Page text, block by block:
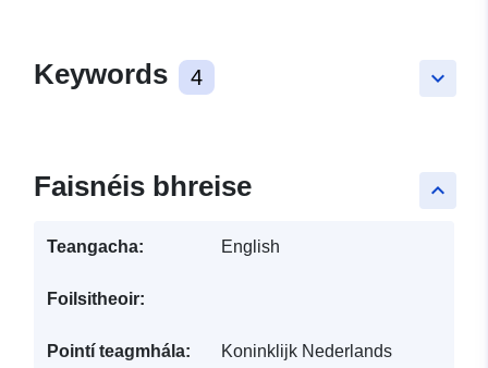
keyboard_arrow_down
Keywords 4
keyboard_arrow_up
Faisnéis bhreise
Teangacha: English
Foilsitheoir:
Pointí teagmhála:
Koninklijk Nederlands